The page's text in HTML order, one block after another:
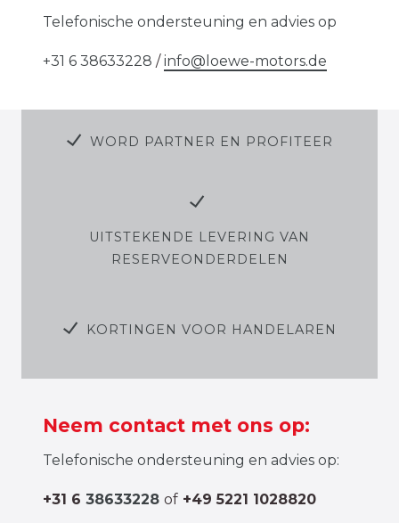
Telefonische ondersteuning en advies op
+31 6 38633228 /info@loewe-motors.de
WORD PARTNER EN PROFITEER
UITSTEKENDE LEVERING VAN
RESERVEONDERDELEN
KORTINGEN VOOR HANDELAREN
Neem contact met ons op:
Telefonische ondersteuning en advies op:
+31 6 38633228 of +49 5221 1028820